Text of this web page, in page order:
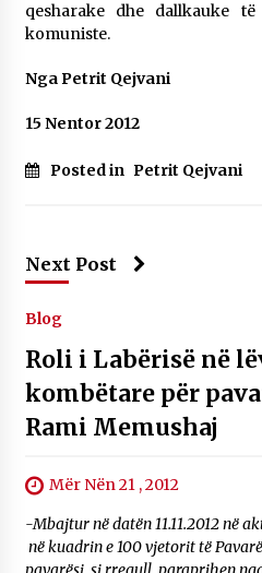
qesharake dhe dallkauke
komuniste.
Nga Petrit Qejvani
15 Nentor 2012
Posted in Petrit Qejvani
Next Post
Blog
Roli i Labërisë në
kombëtare për
Rami Memushaj
Mër Nën 21 , 2012
-Mbajtur në datën 11.11.2012 në
në kuadrin e 100 vjetorit të